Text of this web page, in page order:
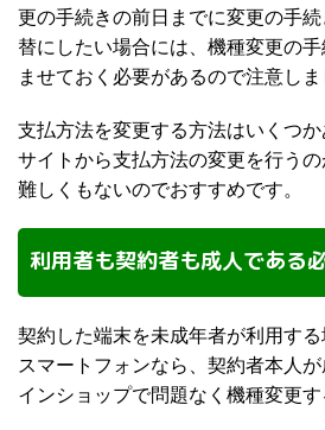
更の手続きの前日までに変更の手
替にしたい場合には、機種変更の
ませておく必要があるので注意しま
支払方法を変更する方法はいくつ
サイトから支払方法の変更を行うの
難しくもないのでおすすめです。
利用者も契約者も成人である
契約した端末を未成年者が利用す
スマートフォンなら、契約者本人
インショップで問題なく機種変更す